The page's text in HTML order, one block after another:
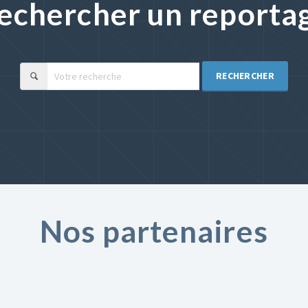
un
RECHERCHER
Nos partenaires